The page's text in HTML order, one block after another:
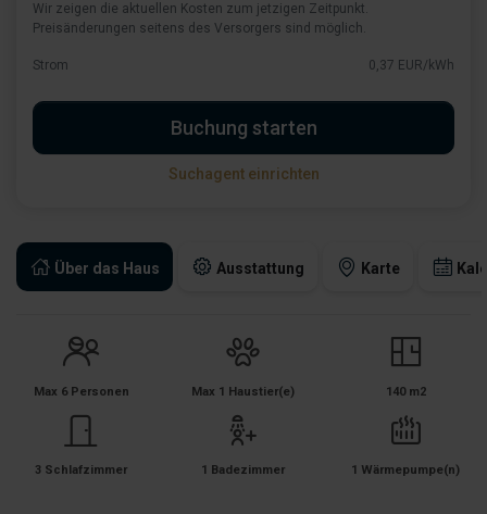
Über das Haus Ausstattung Karte
Max 6 Personen Max 1 Haustier(e) 140 m2
3 Schlafzimmer 1 Badezimmer 1 Wärmepumpe(n)
Wir zeigen die aktuellen Kosten zum jetzigen Zeitpunkt.
Preisänderungen seitens des Versorgers sind möglich.
Strom 0,37 EUR/kWh
Buchung starten
Suchagent einrichten